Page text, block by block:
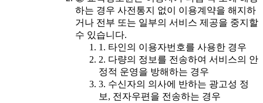
하는 경우 사전통지 없이 이용계약을 해지하
거나 전부 또는 일부의 서비스 제공을 중지할
수 있습니다.
1. 타인의 이용자번호를 사용한 경우
2. 다량의 정보를 전송하여 서비스의 안
정적 운영을 방해하는 경우
3. 수신자의 의사에 반하는 광고성 정
보, 전자우편을 전송하는 경우